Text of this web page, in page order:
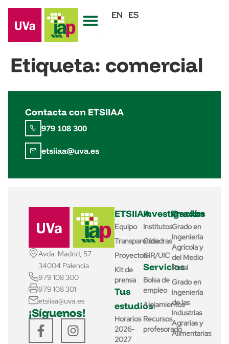
EN ES
Etiqueta: comercial
Contacta con ETSIIAA
979 108 300
etsiiaa@uva.es
Avda. Madrid, 57
34004 Palencia
979 108 300
979 108 301
etsiiaa@uva.es
¡Síguenos!
ETSIIAA
Equipo
Transparencia
Proyectos
Kit de
prensa
Tus
estudios
Horarios
2026-
2027
Investigación
Institutos
Cátedras
GIR/UIC
Servicios
Bolsa de
empleo
Alojamientos
Recursos
profesorado
Grados
Grado en
Ingeniería
Agrícola y
del Medio
Rural
Grado en
Ingeniería
de las
Industrias
Agrarias y
Alimentarias